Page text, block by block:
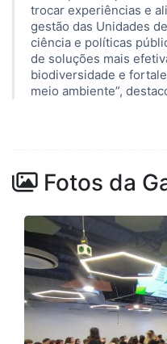
trocar experiências e
gestão das Unidades
ciência e políticas
de soluções mais
biodiversidade e
meio ambiente”,
Fotos da